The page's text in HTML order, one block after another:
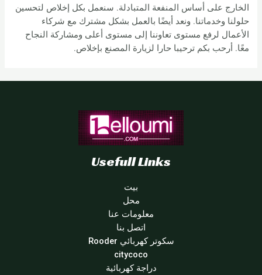
الخارج على أساس المنفعة المتبادلة. سنعمل بكل إخلاص لتحسين
حلولنا وخدماتنا. ونعد أيضًا بالعمل بشكل مشترك مع شركاء
الأعمال لرفع مستوى تعاوننا إلى مستوى أعلى ومشاركة النجاح
معًا. أرحب بكم ترحيبا حارا لزيارة المصنع بإخلاص.
Usefull Links
بيت
محل
معلومات عنا
اتصل بنا
سكوتر كهربائي Rooder
citycoco
دراجة كهربائية